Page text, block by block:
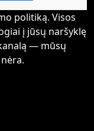
politiką. Visos
į jūsų naršyklę
— mūsų